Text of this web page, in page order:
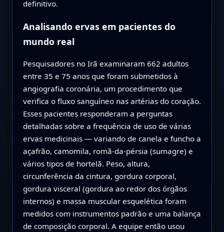
definitivo.
Analisando ervas em pacientes do
mundo real
Pesquisadores no Irã examinaram 662 adultos
entre 35 e 75 anos que foram submetidos à
angiografia coronária, um procedimento que
verifica o fluxo sanguíneo nas artérias do coração.
Esses pacientes responderam a perguntas
detalhadas sobre a frequência de uso de várias
ervas medicinais — variando de canela e funcho a
açafrão, camomila, romã-da-pérsia (sumagre) e
vários tipos de hortelã. Peso, altura,
circunferência da cintura, gordura corporal,
gordura visceral (gordura ao redor dos órgãos
internos) e massa muscular esquelética foram
medidos com instrumentos padrão e uma balança
de composição corporal. A equipe então usou